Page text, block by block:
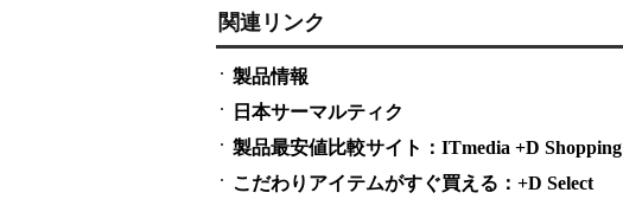
関連リンク
製品情報
日本サーマルティク
製品最安値比較サイト：ITmedia +D Shopping
こだわりアイテムがすぐ買える：+D Select